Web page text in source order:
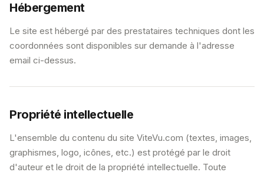
Hébergement
Le site est hébergé par des prestataires techniques dont les
coordonnées sont disponibles sur demande à l'adresse
email ci-dessus.
Propriété intellectuelle
L'ensemble du contenu du site ViteVu.com (textes, images,
graphismes, logo, icônes, etc.) est protégé par le droit
d'auteur et le droit de la propriété intellectuelle. Toute